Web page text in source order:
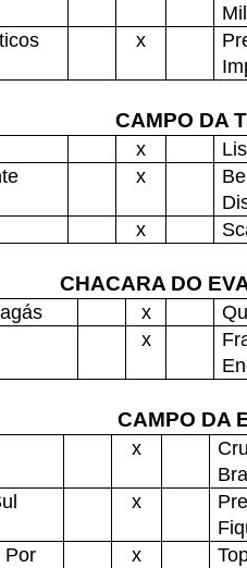
x
CAMPO DA
x
x
x
CHACARA DO
x
x
CAMPO DA
x
x
Por
x